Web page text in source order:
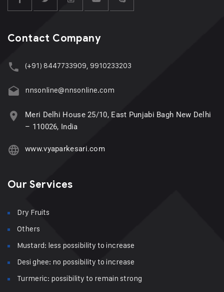
Contact Company
(+91) 8447733909, 9910233203
nnsonline@nnsonline.com
Meri Delhi House 25/10, East Punjabi Bagh New Delhi
– 110026, India
www.vyaparkesari.com
Our Services
Dry Fruits
Others
Mustard: less possibility to increase
Desi ghee: no possibility to increase
Turmeric: possibility to remain strong